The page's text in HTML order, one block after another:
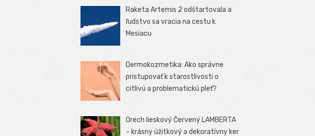
Raketa Artemis 2 odštartovala a
ľudstvo sa vracia na cestu k
Mesiacu
Dermokozmetika: Ako správne
pristupovať k starostlivosti o
citlivú a problematickú pleť?
Orech lieskový Červený LAMBERTA
– krásny úžitkový a dekoratívny ker